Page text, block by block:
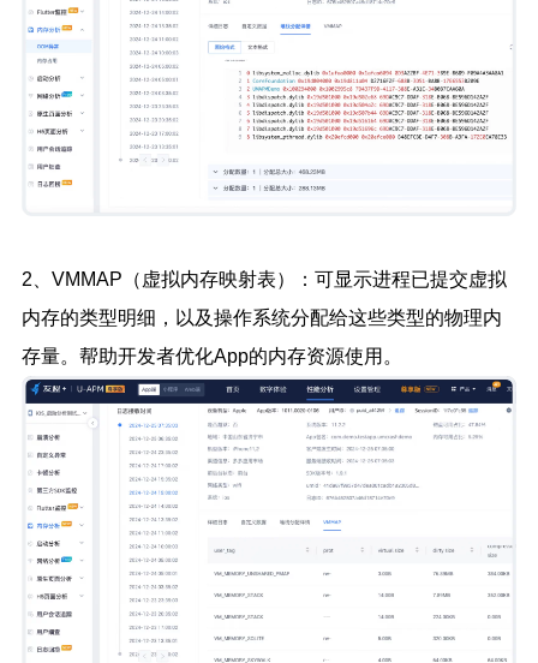
2、VMMAP（虚拟内存映射表）：可显示进程已提交虚拟
内存的类型明细，以及操作系统分配给这些类型的物理内
存量。帮助开发者优化App的内存资源使用。